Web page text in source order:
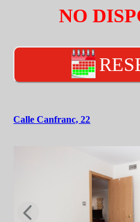
NO
Calle Canfranc, 22